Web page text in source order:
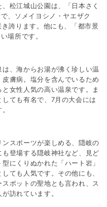
松江城山公園は、「日本さく
、ソメイヨシノ・ヤエザク
誇ります。他にも、「都市景
場所です。
、海からお湯が沸く珍しい温
膚病。塩分を含んでいるため
女性人気の高い温泉です。ま
ても有名で、7月の大会には
スポーツが楽しめる、隠岐の
登場する隠岐神社など、見ど
にくりぬかれた「ハート岩」
ても人気です。その他にも、
ポットの聖地とも言われ、ス
訪れています。